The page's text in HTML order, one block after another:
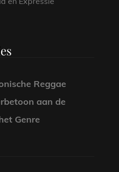
Reggae
aan de
Genre